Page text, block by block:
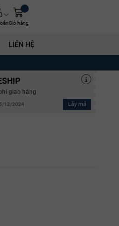
Giỏ hàng
LIÊN HỆ
giao hàng
12/2024 Lấy mã